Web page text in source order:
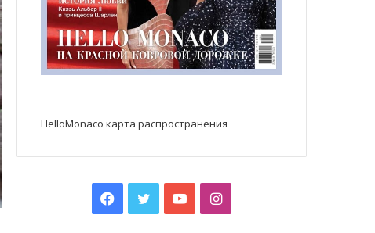
HelloMonaco карта распространения
Facebook
TwitterYouTubeInstagram